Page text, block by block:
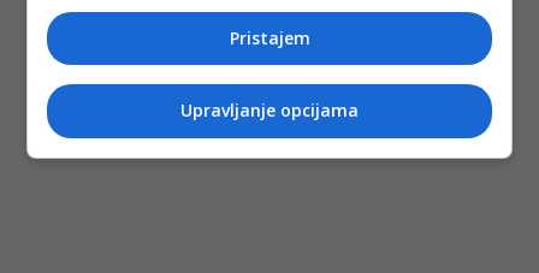
Pristajem
Upravljanje opcijama